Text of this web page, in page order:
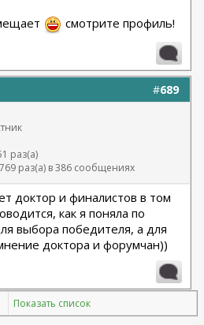
смотрите профиль!
#689
раз(а)
раз(а) в 386 сообщениях
доктор и финалистов в том
как я поняла по
выбора победителя, а для
доктора и форумчан))
Показать список